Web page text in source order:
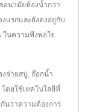
อนามัยห้องน้ำกว่า
แรกและยังคงอยู่กับ
ในความพึงพอใจ
งจ่ายสบู่, ก๊อกน้ำ
ดยใช้เทคโนโลยีที่
นว่าความต้องการ